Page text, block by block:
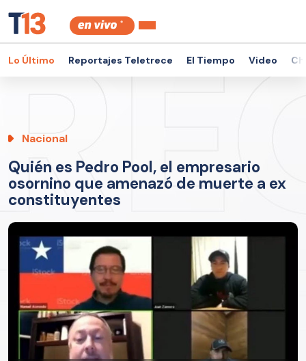
Lo Último Reportajes Teletrece El Tiempo Video
Nacional
Quién es Pedro Pool, el empresario
osornino que amenazó de muerte a ex
constituyentes